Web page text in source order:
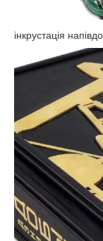
інкрустація